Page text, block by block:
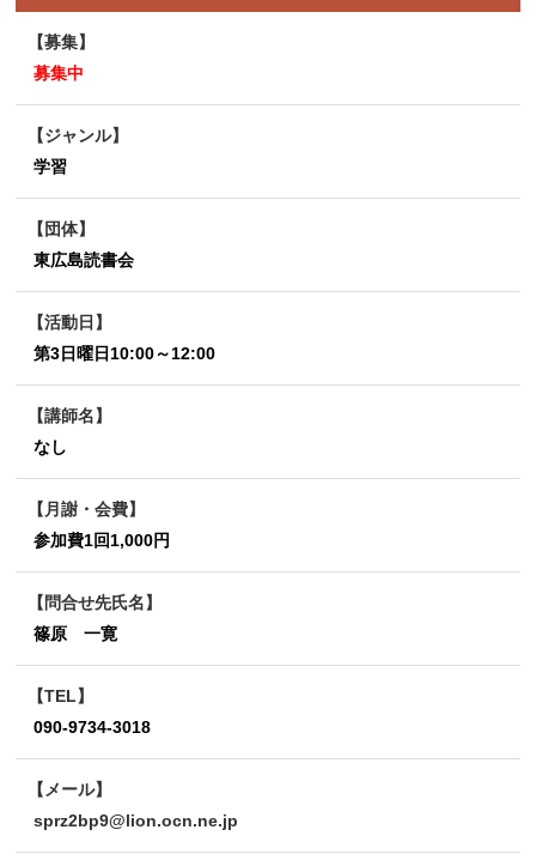
募集
募集中
ジャンル
学習
団体
東広島読書会
活動日
第3日曜日10:00～12:00
講師名
なし
月謝・会費
参加費1回1,000円
問合せ先氏名
篠原 一寛
TEL
090-9734-3018
メール
sprz2bp9@lion.ocn.ne.jp